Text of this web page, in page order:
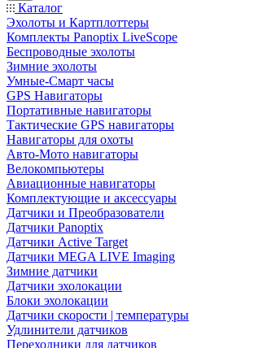
Каталог
Эхолоты и Картплоттеры
Комплекты Panoptix LiveScope
Беспроводные эхолоты
Зимние эхолоты
Умные-Смарт часы
GPS Навигаторы
Портативные навигаторы
Тактические GPS навигаторы
Навигаторы для охоты
Авто-Мото навигаторы
Велокомпьютеры
Авиационные навигаторы
Комплектующие и аксессуары
Датчики и Преобразователи
Датчики Panoptix
Датчики Active Target
Датчики MEGA LIVE Imaging
Зимние датчики
Датчики эхолокации
Блоки эхолокации
Датчики скорости | температуры
Удлинители датчиков
Переходники для датчиков